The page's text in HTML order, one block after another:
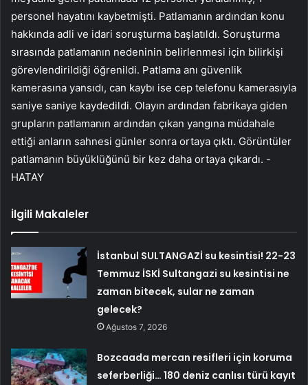
personel hayatını kaybetmişti. Patlamanın ardından konu
hakkında adli ve idari soruşturma başlatıldı. Soruşturma
sırasında patlamanın nedeninin belirlenmesi için bilirkişi
görevlendirildiği öğrenildi. Patlama anı güvenlik
kamerasına yansıdı, can kaybı ise cep telefonu kamerasıyla
saniye saniye kaydedildi. Olayın ardından fabrikaya giden
grupların patlamanın ardından çıkan yangına müdahale
ettiği anların sahnesi günler sonra ortaya çıktı. Görüntüler
patlamanın büyüklüğünü bir kez daha ortaya çıkardı. -
HATAY
İlgili Makaleler
İstanbul SULTANGAZİ su kesintisi! 22-23
Temmuz İSKİ Sultangazi su kesintisi ne
zaman bitecek, sular ne zaman
gelecek?
Ağustos 7, 2026
Bozcaada mercan resifleri için koruma
seferberliği… 180 deniz canlısı türü kayıt